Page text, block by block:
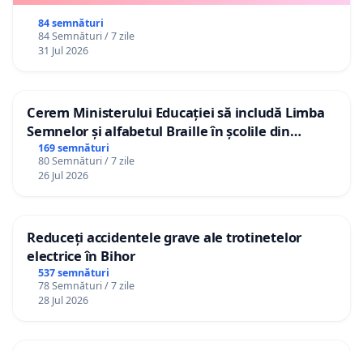
84 semnături
84 Semnături / 7 zile
31 Jul 2026
Cerem Ministerului Educației să includă Limba
Semnelor și alfabetul Braille în școlile din
Republica Moldova!
169 semnături
80 Semnături / 7 zile
26 Jul 2026
Reduceți accidentele grave ale trotinetelor
electrice în Bihor
537 semnături
78 Semnături / 7 zile
28 Jul 2026